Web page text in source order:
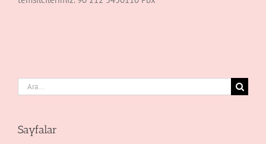
Ara:
Sayfalar